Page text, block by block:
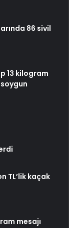
86 sivil
13 kilogram
TL’lik kaçak
mesajı